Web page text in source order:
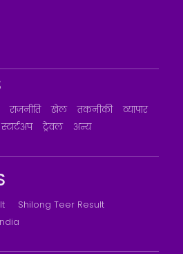
राजनीति खेल तकनीकी
व्यापार
स्टार्टअप ट्रेवल अन्य
Shilong Teer Result